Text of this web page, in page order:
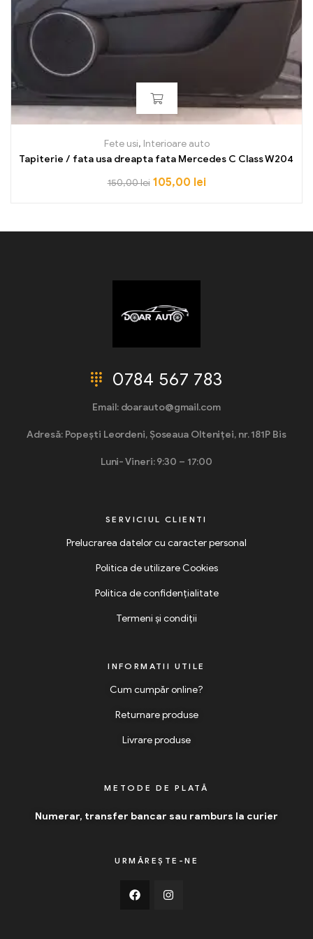
Fete usi, Interioare auto
Tapiterie / fata usa dreapta fata Mercedes C Class W204
150,00lei 105,00 lei
0784 567 783
Email: doarauto@gmail.com
Adresă: Popești Leordeni, Șoseaua Olteniței, nr. 181P Bis
Luni- Vineri: 9:30 – 17:00
SERVICIUL CLIENTI
Prelucrarea datelor cu caracter personal
Politica de utilizare Cookies
Politica de confidențialitate
Termeni și condiții
INFORMATII UTILE
Cum cumpăr online?
Returnare produse
Livrare produse
METODE DE PLATĂ
Numerar, transfer bancar sau ramburs la curier
URMĂREȘTE-NE